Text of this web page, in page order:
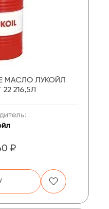
МАСЛО ЛУКОЙЛ
216,5Л
₽